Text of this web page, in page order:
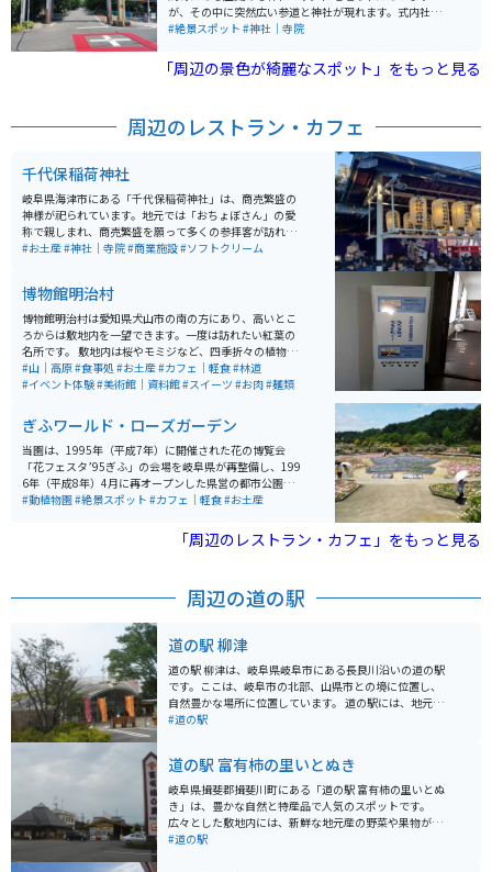
が、その中に突然広い参道と神社が現れます。式内社で
あり、徳川家康が関ヶ原の戦いの際に戦勝を祈願したと
命の三柱を祀っています。石刀神社は、毎年4月19日に
行われる「石刀祭り」で有名です。この祭りでは、3輌の
うにん）」という伝統的な役割もあり、地域の人々にと
#絶景スポット #神社｜寺院
「周辺の景色が綺麗なスポット」をもっと見る
周辺のレストラン・カフェ
千代保稲荷神社
岐阜県海津市にある「千代保稲荷神社」は、商売繁盛の
神様が祀られています。地元では「おちょぼさん」の愛
称で親しまれ、商売繁盛を願って多くの参拝客が訪れる
神社です。 年間の参拝客の数は250万人にも及びます。
くにお供えを売る店があるので、そこで藁に通された三
角の油揚げを購入しお供えします。
#お土産#神社｜寺院#商業施設#ソフトクリーム
博物館明治村
博物館明治村は愛知県犬山市の南の方にあり、高いとこ
ろからは敷地内を一望できます。一度は訪れたい紅葉の
名所です。 敷地内は桜やモミジなど、四季折々の植物が
植わっていて、桜の名所としても有名です。 年間を通し
て、敷地内を散策できるので、博物館の資料を見ながら
変でしたら、敷地内を走るバスや市電に乗ることもでき
ます。
#山｜高原#食事処 #お土産#カフェ｜軽食#林道
#イベント体験#美術館｜資料館#スイーツ #お肉#麺類
ぎふワールド・ローズガーデン
当園は、1995年（平成7年）に開催された花の博覧会
「花フェスタ’95ぎふ」の会場を岐阜県が再整備し、199
6年（平成8年）4月に再オープンした県営の都市公園で
す。オープン以降「花フェスタ記念公園」の名称で長年
魅力である「薔薇」を名称に取り入れた「ぎふワール
ド・ローズガーデン」に改称しました。約80.7ha（バン
品種、20,000株もの多彩な品種が植栽されたバラ園のほ
ウ（秋）」など、季節ごとに大面積で花を観賞できるガ
ーデンや、地上45mの高さから園内を一望できる「花の
タワー」、岐阜県下有数の大型複合遊具などもあり、夫
婦、カップル、友人、ファミリーなど幅広い層で楽しめ
る。
#動植物園#絶景スポット #カフェ｜軽食#お土産
「周辺のレストラン・カフェ」をもっと見る
周辺の道の駅
道の駅 柳津
道の駅 柳津は、岐阜県岐阜市にある長良川沿いの道の駅
です。ここは、岐阜市の北部、山県市との境に位置し、
自然豊かな場所に位置しています。 道の駅には、地元で
採れた新鮮な野菜や果物が販売されている農産物直売所
スポットとしても最適です。また、春には桜、秋には紅
葉が美しく、バイクツーリングの目的地としても人気が
あります。周辺には、岐阜城などの観光スポットも点在
しています。 バイクで訪れる場合、道の駅には広い駐車
場が完備されているので安心です。長良川沿いを走る国
#道の駅
道の駅 富有柿の里いとぬき
岐阜県揖斐郡揖斐川町にある「道の駅 富有柿の里いとぬ
き」は、豊かな自然と特産品で人気のスポットです。
広々とした敷地内には、新鮮な地元産の野菜や果物が並
ぶ農産物直売所や、岐阜県の名産品を扱うお土産コーナ
#道の駅